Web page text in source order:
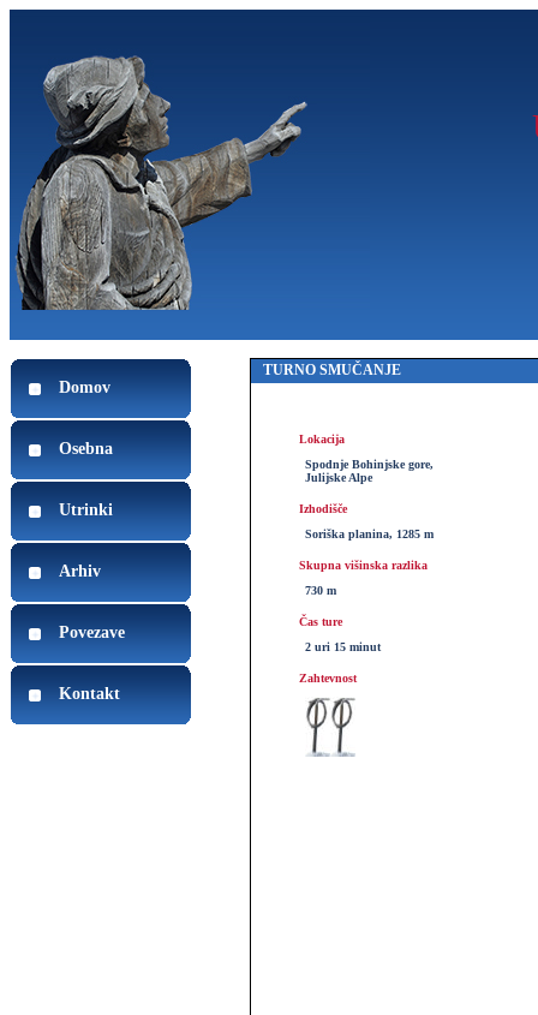
Domov
Osebna
Utrinki
Arhiv
Povezave
Kontakt
TURNO SMUČANJE
Lokacija
Spodnje Bohinjske gore,
Julijske Alpe
Izhodišče
Soriška planina, 1285 m
Skupna višinska razlika
730 m
Čas ture
2 uri 15 minut
Zahtevnost